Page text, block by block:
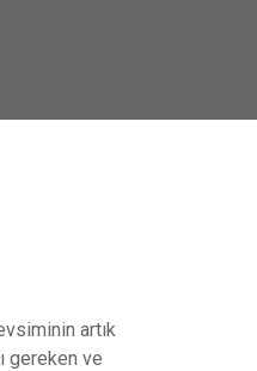
artık
gereken ve